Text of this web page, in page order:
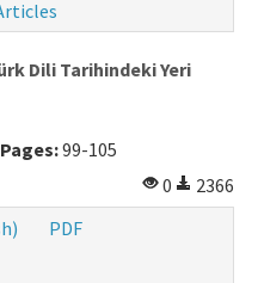
Dili Tarihindeki Yeri
Pages:99-105
0
2366
PDF